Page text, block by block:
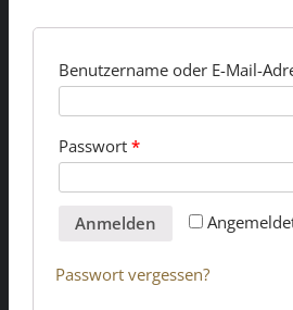
Benutzername oder E-Mail-
Passwort *
Anmelden
Passwort vergessen?